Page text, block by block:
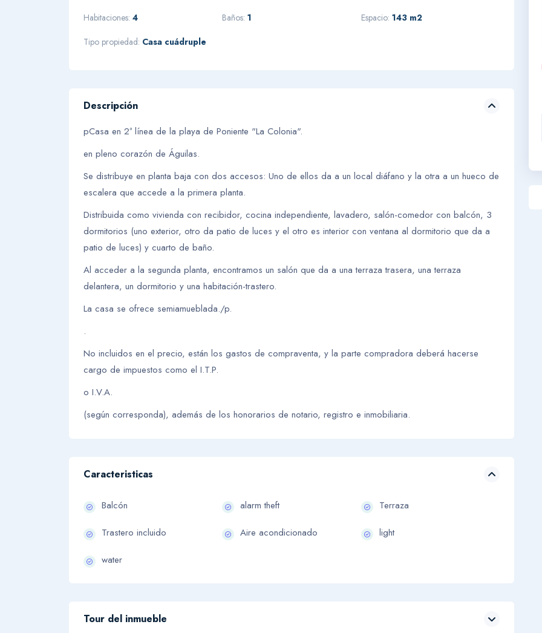
Habitaciones: 4 Baños:1 Espacio: 143 m2
Tipo propiedad: Casa cuádruple
Descripción
pCasa en 2ª línea de la playa de Poniente "La Colonia".
en pleno corazón de Águilas.
Se distribuye en planta baja con dos accesos: Uno de ellos da a un local diáfano y la otra a un hueco de
escalera que accede a la primera planta.
Distribuida como vivienda con recibidor, cocina independiente, lavadero, salón-comedor con balcón, 3
dormitorios (uno exterior, otro da patio de luces y el otro es interior con ventana al dormitorio que da a
patio de luces) y cuarto de baño.
Al acceder a la segunda planta, encontramos un salón que da a una terraza trasera, una terraza
delantera, un dormitorio y una habitación-trastero.
La casa se ofrece semiamueblada./p.
.
No incluidos en el precio, están los gastos de compraventa, y la parte compradora deberá hacerse
cargo de impuestos como el I.T.P.
o I.V.A.
(según corresponda), además de los honorarios de notario, registro e inmobiliaria.
Caracteristicas
Balcón alarm theft Terraza
Trastero incluido Aire acondicionado light
water
Tour del inmueble